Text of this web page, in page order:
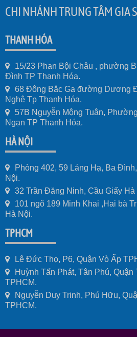
CHI NHÁNH TRUNG TÂM GIA
THANH HÓA
15/23 Phan Bội Châu , phường
Đình TP Thanh Hóa.
68 Đông Bắc Ga đường Dương
Nghệ Tp Thanh Hóa.
57B Nguyễn Mộng Tuân,
Ngạn TP Thanh Hóa.
HÀ NỘI
Phòng 402, 59 Láng Hạ, Ba
Nội.
32 Trần Đăng Ninh, Cầu Giấy Hà
101 ngõ 189 Minh Khai ,Hai bà
Hà Nội.
TPHCM
Lê Đức Thọ, P6, Quận Vò Ấp
Huỳnh Tấn Phát, Tân Phú, Quận
TPHCM.
Nguyễn Duy Trinh, Phú Hữu,
TPHCM.